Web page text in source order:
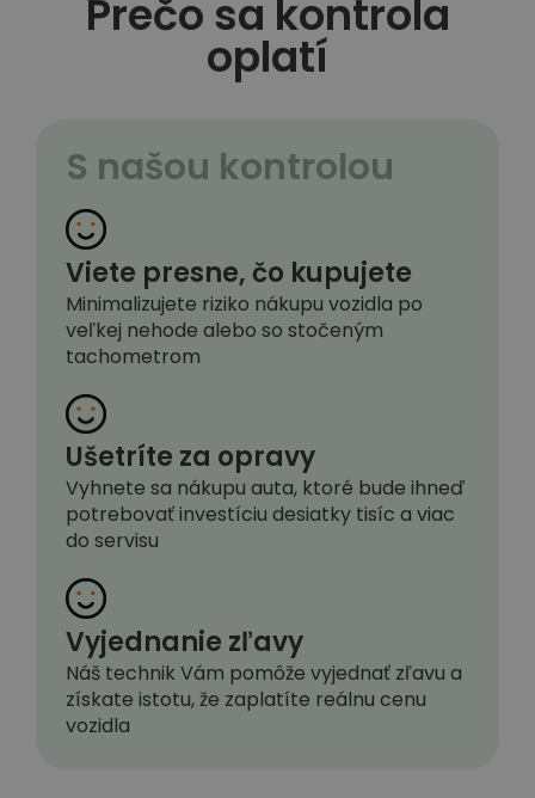
Prečo sa kontrola
oplatí
S našou kontrolou
Viete presne, čo kupujete
Minimalizujete riziko nákupu vozidla po
veľkej nehode alebo so stočeným
tachometrom
Ušetríte za opravy
Vyhnete sa nákupu auta, ktoré bude ihneď
potrebovať investíciu desiatky tisíc a viac
do servisu
Vyjednanie zľavy
Náš technik Vám pomôže vyjednať zľavu a
získate istotu, že zaplatíte reálnu cenu
vozidla